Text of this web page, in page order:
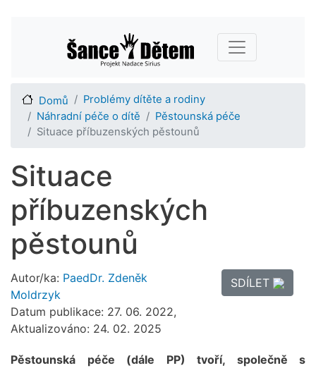
hlavnímu
obsahu
Main navigation
Domů
Problémy dítěte a rodiny
Náhradní péče o dítě
Pěstounská péče
Situace příbuzenských pěstounů
Situace
příbuzenských
pěstounů
Autor/ka: PaedDr. Zdeněk
Moldrzyk
Datum publikace: 27. 06. 2022,
Aktualizováno: 24. 02. 2025
SDÍLET
Pěstounská péče (dále PP) tvoří, společně s